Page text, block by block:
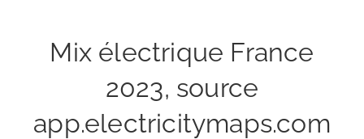
Mix électrique France
2023, source
app.electricitymaps.com